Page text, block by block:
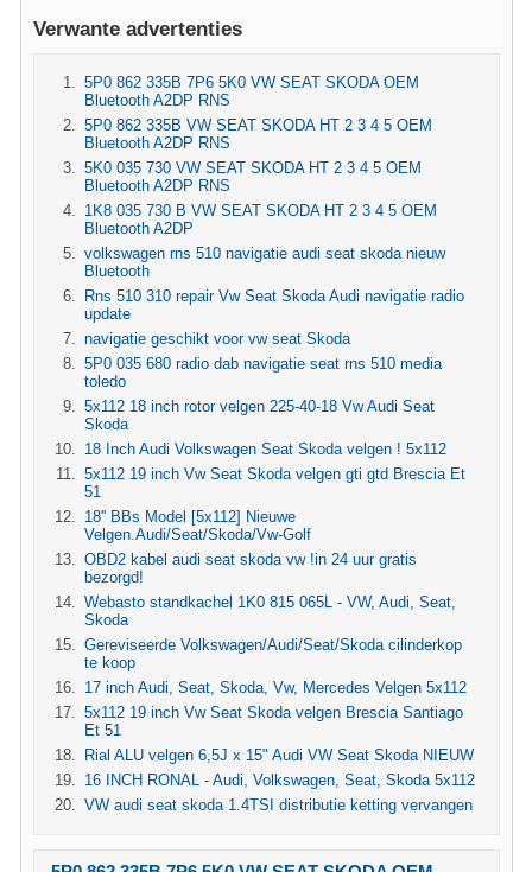
Verwante advertenties
5P0 862 335B 7P6 5K0 VW SEAT SKODA OEM
Bluetooth A2DP RNS
5P0 862 335B VW SEAT SKODA HT 2 3 4 5 OEM
Bluetooth A2DP RNS
5K0 035 730 VW SEAT SKODA HT 2 3 4 5 OEM
Bluetooth A2DP RNS
1K8 035 730 B VW SEAT SKODA HT 2 3 4 5 OEM
Bluetooth A2DP
volkswagen rns 510 navigatie audi seat skoda nieuw
Bluetooth
Rns 510 310 repair Vw Seat Skoda Audi navigatie radio
update
navigatie geschikt voor vw seat Skoda
5P0 035 680 radio dab navigatie seat rns 510 media
toledo
5x112 18 inch rotor velgen 225-40-18 Vw Audi Seat
Skoda
18 Inch Audi Volkswagen Seat Skoda velgen ! 5x112
5x112 19 inch Vw Seat Skoda velgen gti gtd Brescia Et
51
18'' BBs Model [5x112] Nieuwe
Velgen.Audi/Seat/Skoda/Vw-Golf
OBD2 kabel audi seat skoda vw !in 24 uur gratis
bezorgd!
Webasto standkachel 1K0 815 065L - VW, Audi, Seat,
Skoda
Gereviseerde Volkswagen/Audi/Seat/Skoda cilinderkop
te koop
17 inch Audi, Seat, Skoda, Vw, Mercedes Velgen 5x112
5x112 19 inch Vw Seat Skoda velgen Brescia Santiago
Et 51
Rial ALU velgen 6,5J x 15" Audi VW Seat Skoda NIEUW
16 INCH RONAL - Audi, Volkswagen, Seat, Skoda 5x112
VW audi seat skoda 1.4TSI distributie ketting vervangen